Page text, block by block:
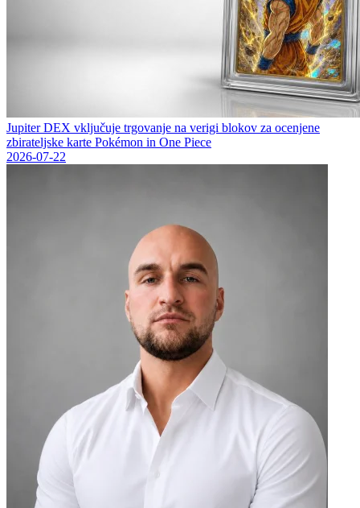
Jupiter DEX vključuje trgovanje na verigi blokov za ocenjene
zbirateljske karte Pokémon in One Piece
2026-07-22